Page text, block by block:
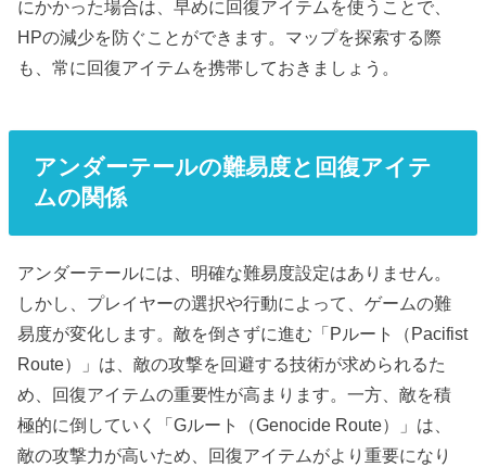
にかかった場合は、早めに回復アイテムを使うことで、
HPの減少を防ぐことができます。マップを探索する際
も、常に回復アイテムを携帯しておきましょう。
アンダーテールの難易度と回復アイテ
ムの関係
アンダーテールには、明確な難易度設定はありません。
しかし、プレイヤーの選択や行動によって、ゲームの難
易度が変化します。敵を倒さずに進む「Pルート（Pacifist
Route）」は、敵の攻撃を回避する技術が求められるた
め、回復アイテムの重要性が高まります。一方、敵を積
極的に倒していく「Gルート（Genocide Route）」は、
敵の攻撃力が高いため、回復アイテムがより重要になり